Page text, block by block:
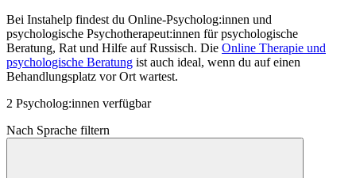
Bei Instahelp findest du Online-Psycholog:innen und
psychologische Psychotherapeut:innen für psychologische
Beratung, Rat und Hilfe auf Russisch. Die Online Therapie und
psychologische Beratung ist auch ideal, wenn du auf einen
Behandlungsplatz vor Ort wartest.
2 Psycholog:innen verfügbar
Nach Sprache filtern